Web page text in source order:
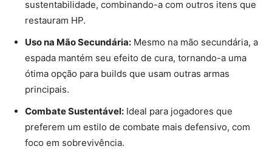
sustentabilidade, combinando-a com outros itens que
restauram HP.
Uso na Mão Secundária: Mesmo na mão secundária, a
espada mantém seu efeito de cura, tornando-a uma
ótima opção para builds que usam outras armas
principais.
Combate Sustentável: Ideal para jogadores que
preferem um estilo de combate mais defensivo, com
foco em sobrevivência.